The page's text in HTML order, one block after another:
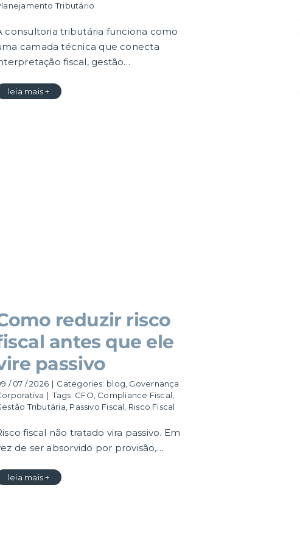
Tributário
consultoria tributária funciona como
camada técnica que conecta
fiscal, gestão…
leia mais +
reduzir risco
antes que ele
passivo
/ 07 / 2026 | Categories: blog Governança
| Tags: CFO Compliance Fiscal
Tributária Passivo Fiscal Risco Fiscal
fiscal não tratado vira passivo. Em
de ser absorvido por provisão,…
leia mais +